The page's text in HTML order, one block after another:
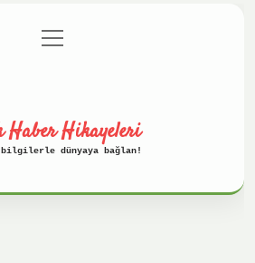
Gizlilik Politikası
menüyü
aç
Haber Hikayeleri
bilgilerle dünyaya bağlan!